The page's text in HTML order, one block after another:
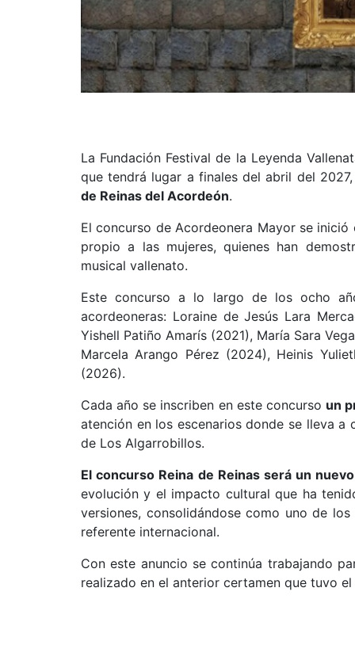
La Fundación Festival de la Leyenda
que tendrá lugar a finales del abril del
de Reinas del Acordeón.
El concurso de Acordeonera Mayor se
propio a las mujeres, quienes han
musical vallenato.
Este concurso a lo largo de los ocho
acordeoneras: Loraine de Jesús Lara
Yishell Patiño Amarís (2021), María Sara
Marcela Arango Pérez (2024), Heinis
(2026).
Cada año se inscriben en este concurso un
atención en los escenarios donde se lleva
de Los Algarrobillos.
El concurso Reina de Reinas será un
evolución y el impacto cultural que ha
versiones, consolidándose como uno de
referente internacional.
Con este anuncio se continúa trabajando
realizado en el anterior certamen que tuvo